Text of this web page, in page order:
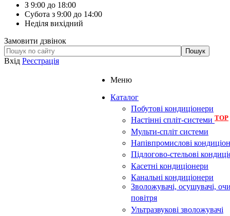
З 9:00 до 18:00
Субота з 9:00 до 14:00
Неділя вихідний
Замовити дзвінок
Вхід Реєстрація
Меню
Каталог
Побутові кондиціонери
Настінні спліт-системи TOP
Мульти-спліт системи
Напівпромислові
Підлогово-стельові
Касетні кондиціонери
Канальні кондиціонери
Зволожувачі, осушувачі,
повітря
Ультразвукові зволожувачі